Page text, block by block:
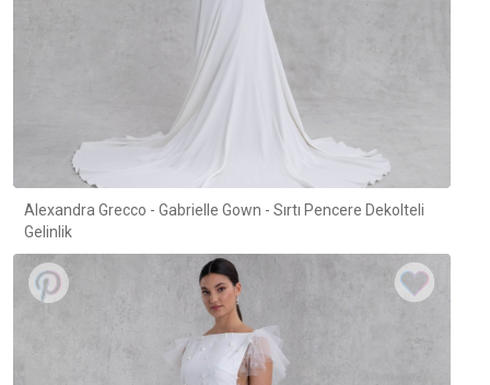
Alexandra Grecco - Gabrielle Gown - Sırtı Pencere Dekolteli
Gelinlik